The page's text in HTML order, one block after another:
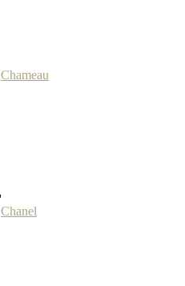
Chameau
Chanel